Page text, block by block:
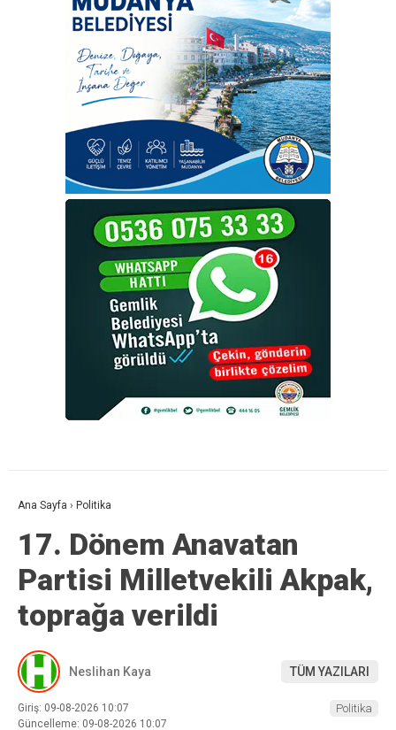
Ana Sayfa › Politika
17. Dönem Anavatan
Partisi Milletvekili Akpak,
toprağa verildi
Neslihan Kaya TÜM YAZILARI
Giriş: 09-08-2026 10:07
Güncelleme: 09-08-2026 10:07
Politika